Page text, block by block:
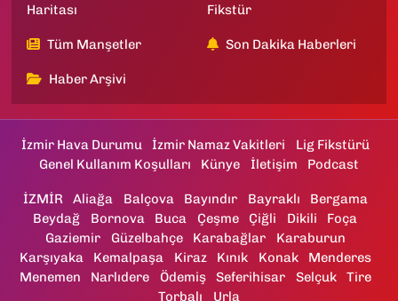
Haritası
Fikstür
Tüm Manşetler Son Dakika Haberleri
Haber Arşivi
İzmir Hava Durumu İzmir Namaz Vakitleri
Lig Fikstürü
Genel Kullanım Koşulları
Künye İletişim Podcast
İZMİR Aliağa Balçova Bayındır Bayraklı
Bergama
Beydağ
Bornova Buca Çeşme Çiğli Dikili
Foça
Gaziemir
Güzelbahçe Karabağlar
Karaburun
Karşıyaka
Kemalpaşa Kiraz Kınık Konak
Menderes
Menemen
Narlıdere Ödemiş Seferihisar Selçuk
Tire
Torbalı
Urla